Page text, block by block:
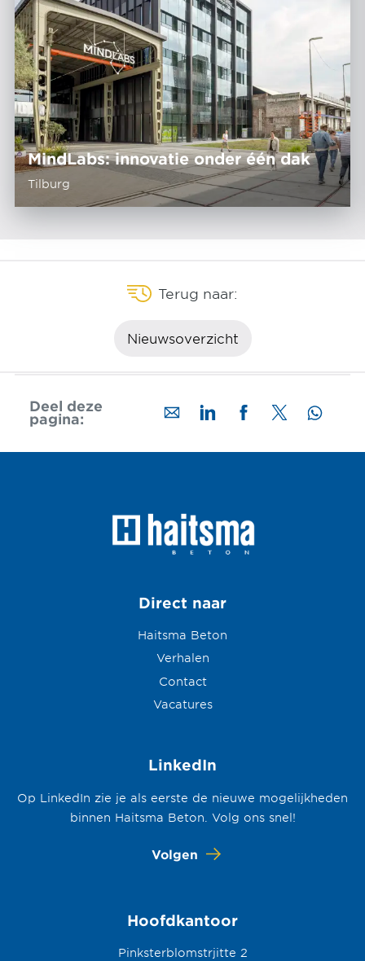
MindLabs: innovatie onder één dak
Tilburg
Terug naar:
Nieuwsoverzicht
Deel deze
pagina:
Direct naar
Haitsma Beton
Verhalen
Contact
Vacatures
LinkedIn
Op LinkedIn zie je als eerste de nieuwe mogelijkheden
binnen Haitsma Beton. Volg ons snel!
Volgen
Hoofdkantoor
Pinksterblomstrjitte 2